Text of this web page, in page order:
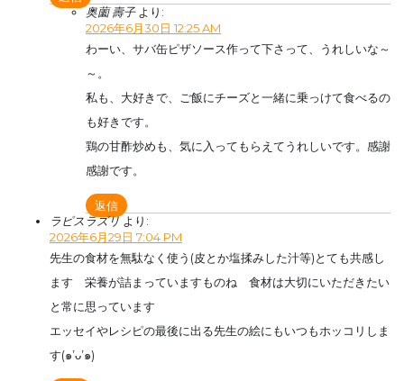
奥薗 壽子 より:
2026年6月30日 12:25 AM
わーい、サバ缶ピザソース作って下さって、うれしいな～
～。
私も、大好きで、ご飯にチーズと一緒に乗っけて食べるの
も好きです。
鶏の甘酢炒めも、気に入ってもらえてうれしいです。感謝
感謝です。
返信
ラピスラズリ より:
2026年6月29日 7:04 PM
先生の食材を無駄なく使う(皮とか塩揉みした汁等)とても共感し
ます 栄養が詰まっていますものね 食材は大切にいただきたい
と常に思っています
エッセイやレシピの最後に出る先生の絵にもいつもホッコリしま
す(๑’ᴗ’๑)